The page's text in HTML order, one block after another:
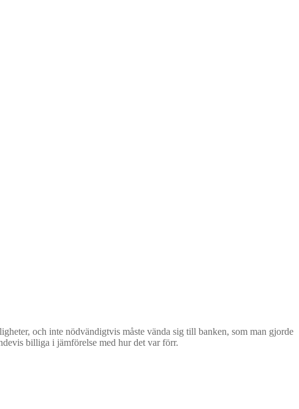
och inte nödvändigtvis måste vända sig till banken, som man gjorde
billiga i jämförelse med hur det var förr.